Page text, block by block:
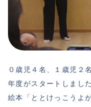
０歳児４名、１歳児２
年度がスタートしました
絵本「ととけっこうよ